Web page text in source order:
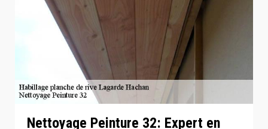
Nettoyage Peinture 32: Expert en